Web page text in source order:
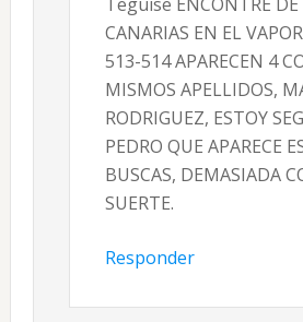
CANARIAS EN EL
513-514 APARECEN 4
MISMOS APELLIDOS,
RODRIGUEZ, ESTOY
PEDRO QUE APARECE
BUSCAS, DEMASIADA
SUERTE.
Responder